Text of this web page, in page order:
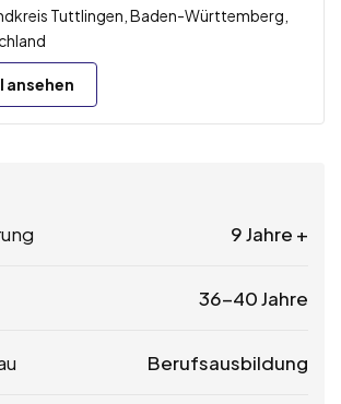
Tuttlingen, Baden-Württemberg,
ansehen
9 Jahre +
36-40 Jahre
Berufsausbildung